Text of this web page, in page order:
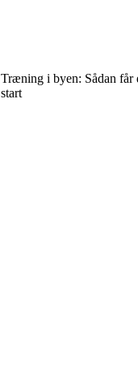
Træning i byen: Sådan får
start